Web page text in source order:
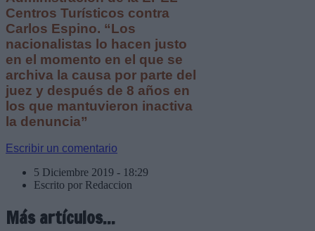
Centros Turísticos contra
Carlos Espino. “Los
nacionalistas lo hacen justo
en el momento en el que se
archiva la causa por parte del
juez y después de 8 años en
los que mantuvieron inactiva
la denuncia”
Escribir un comentario
5 Diciembre 2019 - 18:29
Escrito por Redaccion
Más artículos...